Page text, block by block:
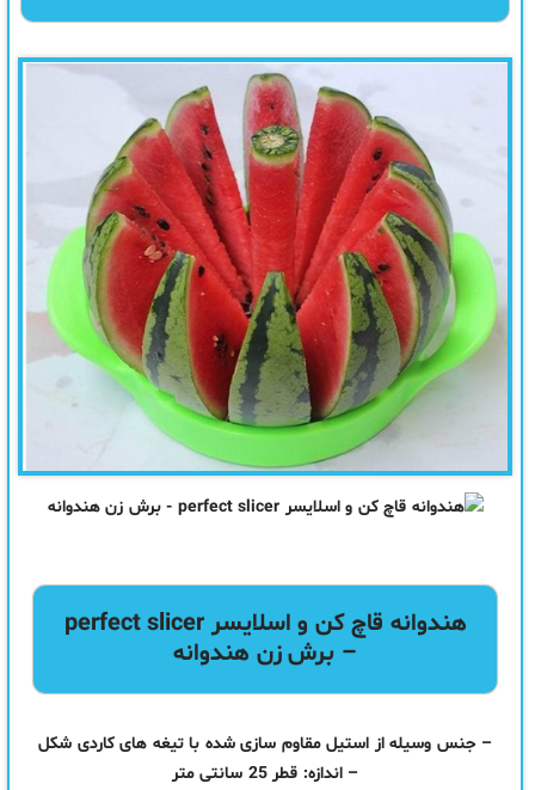
هندوانه
قاچ کن و اسلایسر perfect slicer
– برش زن هندوانه
– جنس وسیله از استیل مقاوم سازی شده با تیغه های کاردی شکل
– اندازه: قطر 25 سانتی متر